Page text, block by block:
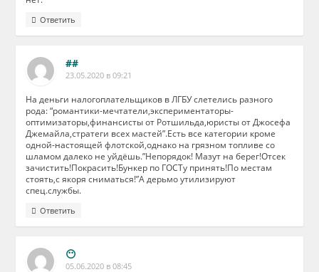
Ответить
##
23.05.2020 в 09:21
На деньги налогоплательщиков в ЛГБУ слетелись разного
рода: “романтики-мечтатели,экспериментаторы-
оптимизаторы,финансисты от Ротшильда,юристы от Джосефа
Джемайла,стратеги всех мастей”.Есть все категории кроме
одной-настоящей флотской,однако на грязном топливе со
шламом далеко не уйдёшь.”Непорядок! Мазут на берег!Отсек
зачистить!Покрасить!Бункер по ГОСТу принять!По местам
стоять,с якоря сниматься!”А дерьмо утилизируют
спец.службы.
Ответить
😶
05.06.2020 в 08:45